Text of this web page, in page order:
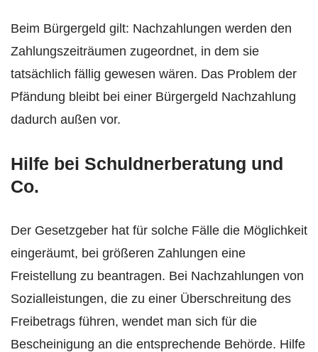
Beim Bürgergeld gilt: Nachzahlungen werden den
Zahlungszeiträumen zugeordnet, in dem sie
tatsächlich fällig gewesen wären. Das Problem der
Pfändung bleibt bei einer Bürgergeld Nachzahlung
dadurch außen vor.
Hilfe bei Schuldnerberatung und
Co.
Der Gesetzgeber hat für solche Fälle die Möglichkeit
eingeräumt, bei größeren Zahlungen eine
Freistellung zu beantragen. Bei Nachzahlungen von
Sozialleistungen, die zu einer Überschreitung des
Freibetrags führen, wendet man sich für die
Bescheinigung an die entsprechende Behörde. Hilfe